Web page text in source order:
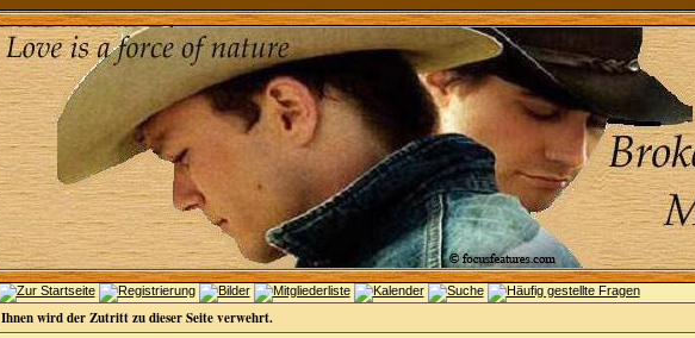
Ihnen wird der Zutritt zu dieser Seite verwehrt.